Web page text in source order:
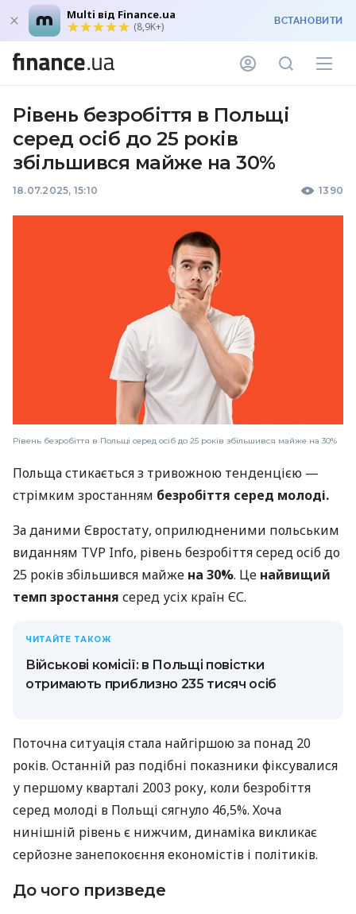
Multi від Finance.ua
(8,9K+) ВСТАНОВИТИ
Рівень безробіття в Польщі
серед осіб до 25 років
збільшився майже на 30%
18.07.2025, 15:10 1390
Рівень безробіття в Польщі серед осіб до 25 років збільшився майже на 30%
Польща стикається з тривожною тенденцією —
стрімким зростанням безробіття серед молоді.
За даними Євростату, оприлюдненими польським
виданням TVP Info, рівень безробіття серед осіб до
25 років збільшився майже на 30%. Це найвищий
темп зростання серед усіх країн ЄС.
ЧИТАЙТЕ ТАКОЖ
Військові комісії: в Польщі повістки
отримають приблизно 235 тисяч осіб
Поточна ситуація стала найгіршою за понад 20
років. Останній раз подібні показники фіксувалися
у першому кварталі 2003 року, коли безробіття
серед молоді в Польщі сягнуло 46,5%. Хоча
нинішній рівень є нижчим, динаміка викликає
серйозне занепокоєння економістів і політиків.
До чого призведе